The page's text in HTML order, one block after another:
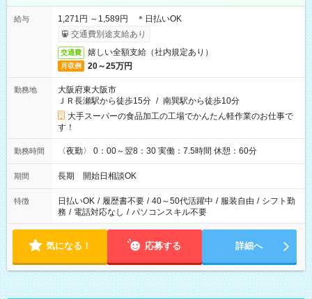
給与
1,271円 ～1,589円 ＊日払いOK
交通費別途支給あり
交通費 嬉しい全額支給（社内規定あり）
月収例 20～25万円
勤務地
大阪府東大阪市
ＪＲ長瀬駅から徒歩15分 / 南巽駅から徒歩10分
大手スーパーの食品加工の工場でかんたん軽作業のお仕事で
す！
勤務時間 〈夜勤〉 0：00～翌8：30 実働：7.5時間 休憩：60分
期間 長期 開始日相談OK
特徴 日払いOK / 履歴書不要 / 40～50代活躍中 / 服装自由 / シフト勤
務 / 電話対応なし / パソコンスキル不要
気になる！ 応募する 詳細へ